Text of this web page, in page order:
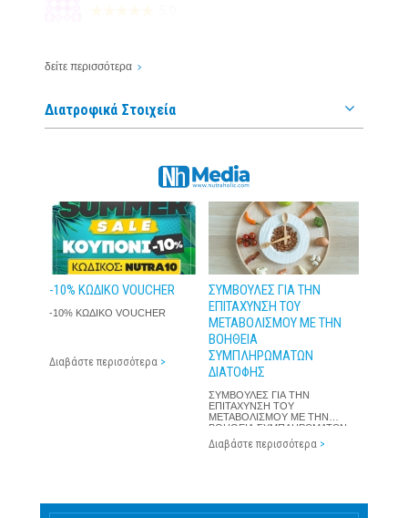
ΣΥΝΙΣΤΏ!
4.1
5.0
ΣΥΝΙΣΤΏ!
δείτε περισσότερα
Διατροφικά Στοιχεία
-10% ΚΩΔΙΚΟ VOUCHER
-10% ΚΩΔΙΚΟ VOUCHER
Διαβάστε περισσότερα >
ΣΥΜΒΟΥΛΕΣ ΓΙΑ ΤΗΝ
ΕΠΙΤΑΧΥΝΣΗ ΤΟΥ
ΜΕΤΑΒΟΛΙΣΜΟΥ ΜΕ ΤΗΝ
ΒΟΗΘΕΙΑ
ΣΥΜΠΛΗΡΩΜΑΤΩΝ
ΔΙΑΤΟΦΗΣ
ΣΥΜΒΟΥΛΕΣ ΓΙΑ ΤΗΝ
ΕΠΙΤΑΧΥΝΣΗ ΤΟΥ
ΜΕΤΑΒΟΛΙΣΜΟΥ ΜΕ ΤΗΝ
ΒΟΗΘΕΙΑ ΣΥΜΠΛΗΡΩΜΑΤΩΝ
ΔΙΑΤΟΦΗΣ
Διαβάστε περισσότερα >